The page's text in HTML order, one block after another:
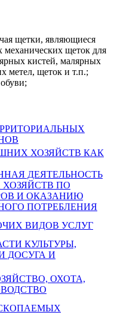
щетки, являющиеся
щеток для
кистей, малярных
метел, щеток и т.п.;
ХОЗЯЙСТВ КАК
ДЕЯТЕЛЬНОСТЬ
ПО
И ОКАЗАНИЮ
ПОТРЕБЛЕНИЯ
ВИДОВ УСЛУГ
КУЛЬТУРЫ,
ДОСУГА И
ОХОТА,